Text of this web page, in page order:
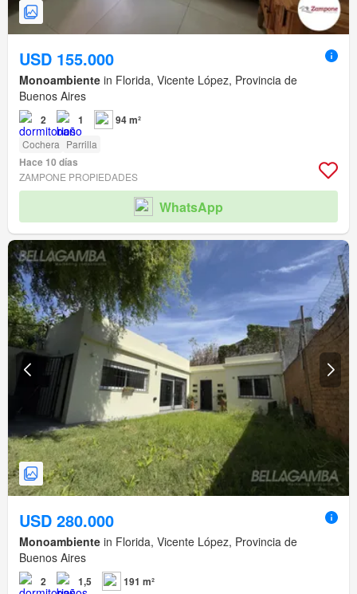
USD 155.000
Monoambiente in Florida, Vicente López, Provincia de
Buenos Aires
2 1 94 m²
Cochera Parrilla
Hace 10 días
ZAMPONE PROPIEDADES
WhatsApp
USD 280.000
Monoambiente in Florida, Vicente López, Provincia de
Buenos Aires
2 1,5 191 m²